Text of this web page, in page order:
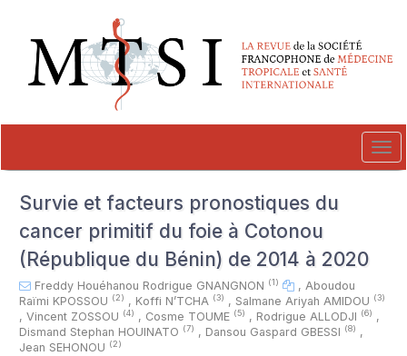
##plugins.themes.novelty.accessible_menu.main_navigation##
##plugins.themes.novelty.accessible_menu.main_content##
##plugins.themes.novelty.accessible_menu.sidebar##
Survie et facteurs pronostiques du
cancer primitif du foie à Cotonou
(République du Bénin) de 2014 à 2020
Freddy Houéhanou Rodrigue GNANGNON (1) , Aboudou
Raïmi KPOSSOU (2) , Koffi N’TCHA (3) , Salmane Ariyah AMIDOU (3)
, Vincent ZOSSOU (4) , Cosme TOUME (5) , Rodrigue ALLODJI (6) ,
Dismand Stephan HOUINATO (7) , Dansou Gaspard GBESSI (8) ,
Jean SEHONOU (2)